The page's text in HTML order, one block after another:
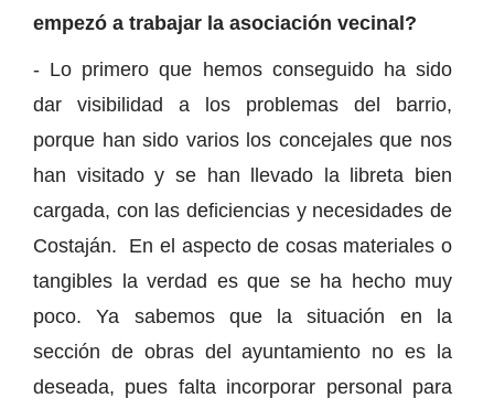
empezó a trabajar la asociación vecinal?
- Lo primero que hemos conseguido ha sido
dar visibilidad a los problemas del barrio,
porque han sido varios los concejales que nos
han visitado y se han llevado la libreta bien
cargada, con las deficiencias y necesidades de
Costaján. En el aspecto de cosas materiales o
tangibles la verdad es que se ha hecho muy
poco. Ya sabemos que la situación en la
sección de obras del ayuntamiento no es la
deseada, pues falta incorporar personal para